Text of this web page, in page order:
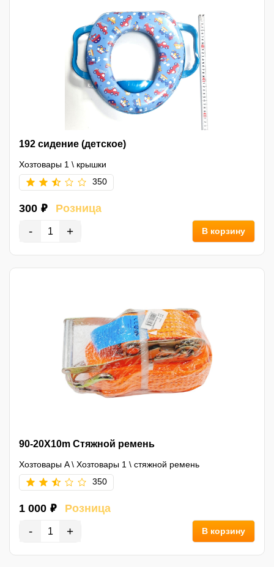
192 сидение (детское)
Хозтовары 1 \ крышки
350
300 ₽ Розница
- + В корзину
90-20Х10m Стяжной ремень
Хозтовары A\ Хозтовары 1 \ стяжной ремень
350
1 000 ₽ Розница
- + В корзину